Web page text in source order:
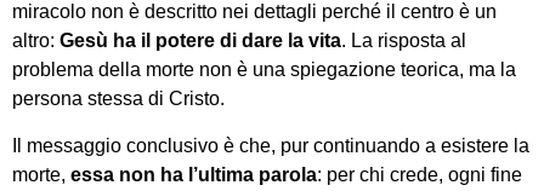
miracolo non è descritto nei dettagli perché il centro è un
altro: Gesù ha il potere di dare la vita. La risposta al
problema della morte non è una spiegazione teorica, ma la
persona stessa di Cristo.
Il messaggio conclusivo è che, pur continuando a esistere la
morte, essa non ha l’ultima parola: per chi crede, ogni fine